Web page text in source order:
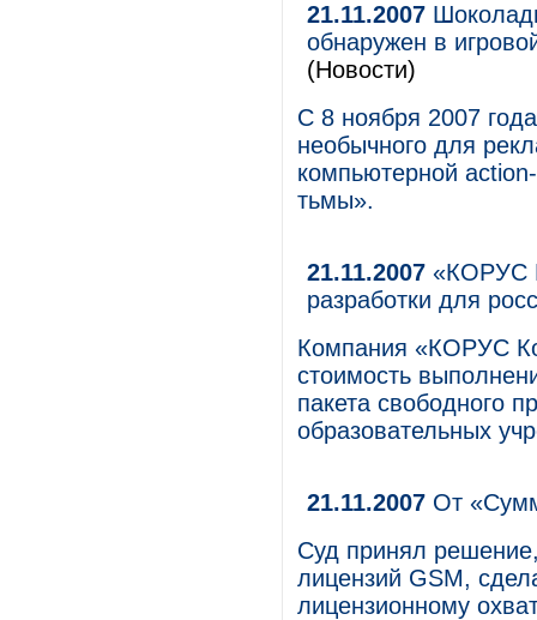
21.11.2007
обнаружен в
(Новости)
С 8 ноября 2007
необычного для
компьютерной
тьмы».
21.11.2007 «КОРУС
разработки для
Компания «КОРУС
стоимость
пакета свободного
образовательных
21.11.2007 От
Суд принял
лицензий GSM,
лицензионному